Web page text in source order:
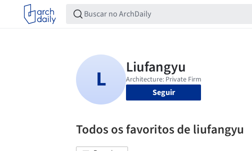
Seguir
Todos os favoritos de liufangyu